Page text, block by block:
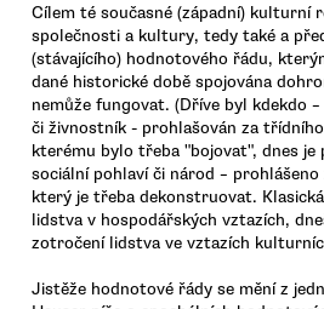
Cílem té současné (západní) kulturní
společnosti a kultury, tedy také a
(stávajícího) hodnotového řádu,
dané historické době spojována
nemůže fungovat. (Dříve byl kdekdo
či živnostník - prohlašován za
kterému bylo třeba "bojovat", dnes je
sociální pohlaví či národ –
který je třeba dekonstruovat.
lidstva v hospodářských vztazích,
zotročení lidstva ve vztazích
Jistěže hodnotové řády se mění z